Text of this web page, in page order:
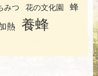
みつ 花の文化園
蜂
熱 養蜂